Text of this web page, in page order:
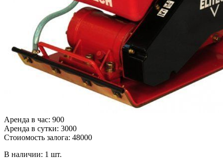
Аренда в час: 900
Аренда в сутки: 3000
Стоиомость залога: 48000
В наличии: 1 шт.